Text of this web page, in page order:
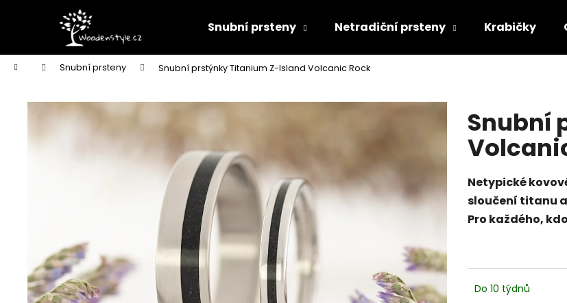
Snubní prsteny Netradiční prsteny Krabičky
Domů Snubní prsteny Snubní prstýnky Titanium Z-Island Volcanic Rock
Snubní
Netypické
sloučení titanu
Pro každého,
Do 10 týdnů
í
Zpět
do
obchodu
Zpět
do
obchodu
Co potřebujete najít?
HLEDAT
Doporučujeme